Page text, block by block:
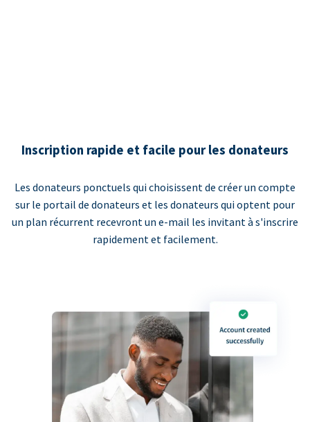
Inscription rapide et facile pour les donateurs
Les donateurs ponctuels qui choisissent de créer un compte
sur le portail de donateurs et les donateurs qui optent pour
un plan récurrent recevront un e-mail les invitant à s'inscrire
rapidement et facilement.